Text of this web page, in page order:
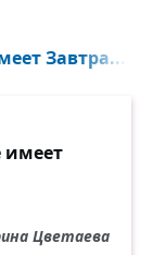
Завтра...
имеет
Цветаева